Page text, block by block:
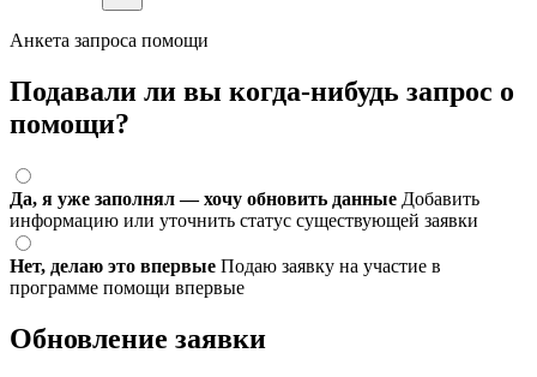
Анкета запроса помощи
Подавали ли вы когда-нибудь запрос о
помощи?
Да, я уже заполнял — хочу обновить данные Добавить
информацию или уточнить статус существующей заявки
Нет, делаю это впервые Подаю заявку на участие в
программе помощи впервые
Обновление заявки